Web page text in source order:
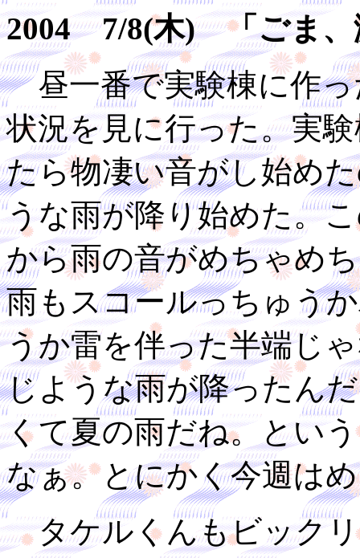
2004 7/8(木) 「ごま、
昼一番で実験棟に作っ
状況を見に行った。実
たら物凄い音がし始め
うな雨が降り始めた。
から雨の音がめちゃめ
雨もスコールっちゅう
うか雷を伴った半端じ
じような雨が降ったん
くて夏の雨だね。とい
なぁ。とにかく今週は
タケルくんもビックリ